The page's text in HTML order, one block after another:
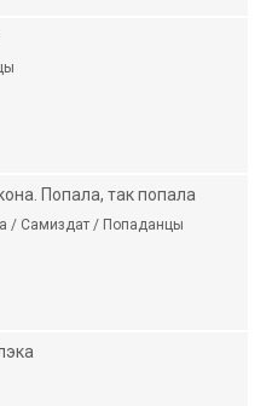
Попала, так попала
/ Самиздат / Попаданцы